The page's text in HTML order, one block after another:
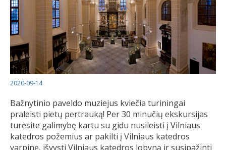
2020-09-14
Bažnytinio paveldo muziejus kviečia turiningai
praleisti pietų pertrauką! Per 30 minučių ekskursijas
turėsite galimybę kartu su gidu nusileisti į Vilniaus
katedros požemius ar pakilti į Vilniaus katedros
varpinę, išvysti Vilniaus katedros lobyną ir susipažinti